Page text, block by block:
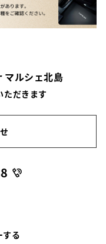
マルシェ北島
ただきます
する